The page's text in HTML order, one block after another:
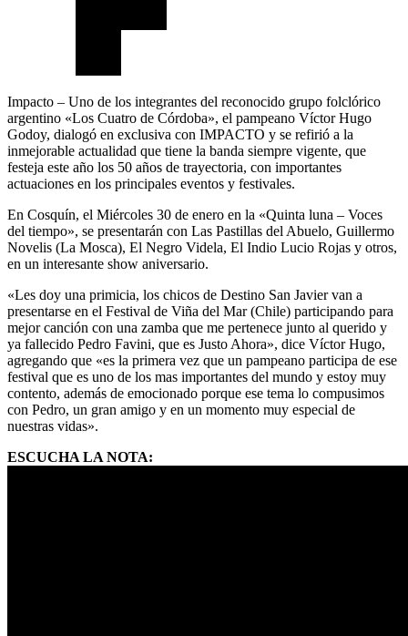
Impacto – Uno de los integrantes del reconocido grupo folclórico
argentino «Los Cuatro de Córdoba», el pampeano Víctor Hugo
Godoy, dialogó en exclusiva con IMPACTO y se refirió a la
inmejorable actualidad que tiene la banda siempre vigente, que
festeja este año los 50 años de trayectoria, con importantes
actuaciones en los principales eventos y festivales.
En Cosquín, el Miércoles 30 de enero en la «Quinta luna – Voces
del tiempo», se presentarán con Las Pastillas del Abuelo, Guillermo
Novelis (La Mosca), El Negro Videla, El Indio Lucio Rojas y otros,
en un interesante show aniversario.
«Les doy una primicia, los chicos de Destino San Javier van a
presentarse en el Festival de Viña del Mar (Chile) participando para
mejor canción con una zamba que me pertenece junto al querido y
ya fallecido Pedro Favini, que es Justo Ahora», dice Víctor Hugo,
agregando que «es la primera vez que un pampeano participa de ese
festival que es uno de los mas importantes del mundo y estoy muy
contento, además de emocionado porque ese tema lo compusimos
con Pedro, un gran amigo y en un momento muy especial de
nuestras vidas».
ESCUCHA LA NOTA: